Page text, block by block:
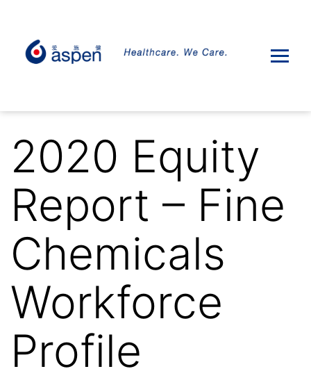
2020 Equity
Report – Fine
Chemicals
Workforce
Profile